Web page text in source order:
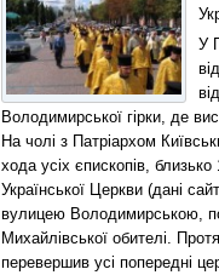
У
Володимирської гірки, де
На чолі з Патріархом
хода усіх єпископів,
Української Церкви (дані
вулицею Володимирською,
Михайлівської обителі.
перевершив усі попередні